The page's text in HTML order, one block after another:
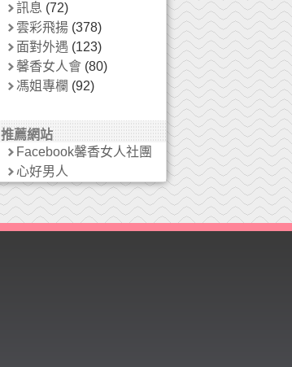
訊息 (72)
雲彩飛揚(378)
面對外遇 (123)
馨香女人會(80)
馮姐專欄 (92)
推薦網站
Facebook馨香女人社團
心好男人